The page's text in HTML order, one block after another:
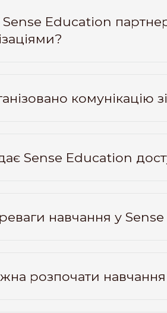
Education
комунікацію
Sense Education
навчання у
розпочати навчання